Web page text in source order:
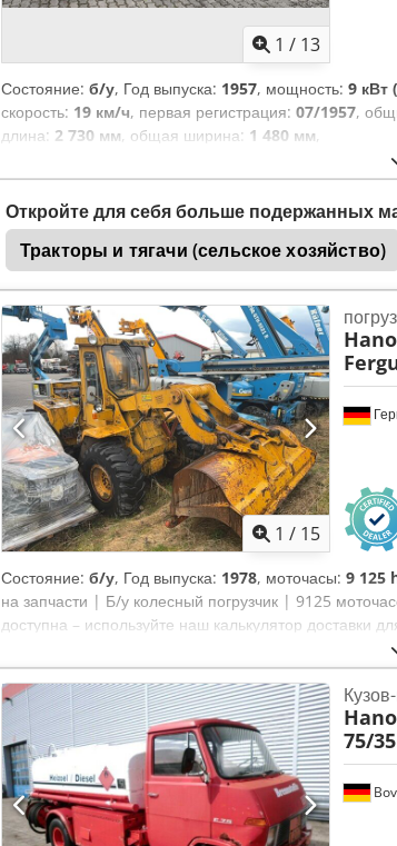
1 / 13
Состояние: б/у, Год выпуска: 1957, мощность: 9 кВт
скорость: 19 км/ч, первая регистрация: 07/1957,
длина: 2 730 мм, общая ширина: 1 480 мм,
Откройте для себя больше подержанных
Тракторы и тягачи (сельское хозяйство)
1 / 15
Состояние: б/у, Год выпуска: 1978, моточасы: 9 125
на запчасти | Б/у колесный погрузчик | 9125
доступна – используйте наш калькулятор доставки
4 900 EUR или сделать предложение. Возможна
плату (подлежит одобрению)* Dcsdpfx Akjy Iy N
инспекционных пунктов 5 утверждено ✅ 0
Только для разбора на запчасти, не комплект 📄
фотографии или видео? Совет: При поиске
выбирают эту машину и наш сервис: ✔ Тщательный
площадку ✔ Гарантия возврата денег ✔ Безопасные
варианты техники? Мы предлагаем полезные
оборудования – они легко доступны на нашей
75/